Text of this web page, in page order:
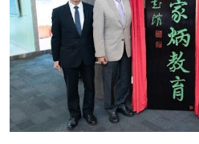
科技
影片
名家榜
灼見活動